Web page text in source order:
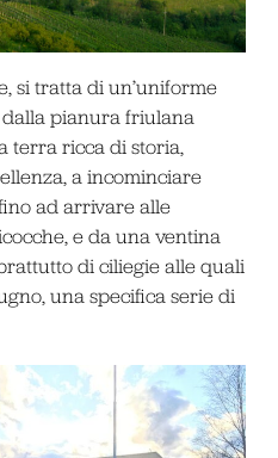
si tratta di un’uniforme
pianura friulana
terra ricca di storia,
a incominciare
ad arrivare alle
e da una ventina
di ciliegie alle quali
una specifica serie di